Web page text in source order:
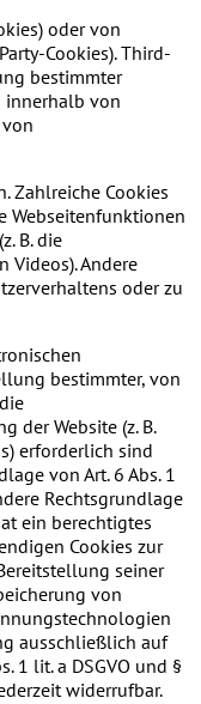
oder von
Cookies). Third-
bestimmter
innerhalb von
Zahlreiche Cookies
Webseitenfunktionen
B. die
Videos). Andere
oder zu
bestimmter, von
der Website (z. B.
erforderlich sind
von Art. 6 Abs. 1
Rechtsgrundlage
ein berechtigtes
Cookies zur
seiner
von
ausschließlich auf
1 lit. a DSGVO und §
widerrufbar.